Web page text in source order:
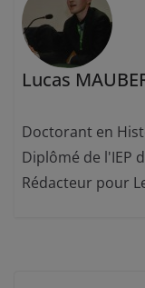
Lucas
Doctorant en
Diplômé de l'IEP
Rédacteur pour